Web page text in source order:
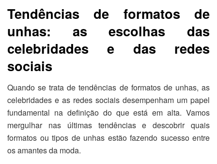
Tendências de formatos de
unhas: as escolhas das
celebridades e das redes
sociais
Quando se trata de tendências de formatos de unhas, as
celebridades e as redes sociais desempenham um papel
fundamental na definição do que está em alta. Vamos
mergulhar nas últimas tendências e descobrir quais
formatos ou tipos de unhas estão fazendo sucesso entre
os amantes da moda.